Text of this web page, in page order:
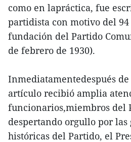
como en lapráctica, fue
partidista con motivo del
fundación del Partido
de febrero de 1930).
Inmediatamentedespués
artículo recibió amplia
funcionarios,miembros del
despertando orgullo por
históricas del Partido, el